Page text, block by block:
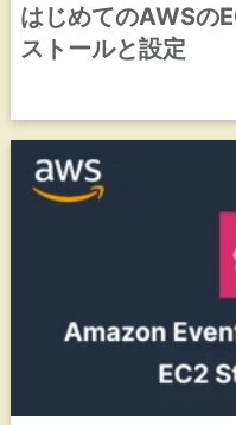
はじめてのAWSの
ストールと設定